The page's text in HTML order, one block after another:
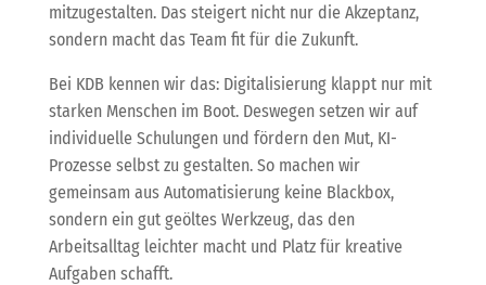
mitzugestalten. Das steigert nicht nur die Akzeptanz,
sondern macht das Team fit für die Zukunft.
Bei KDB kennen wir das: Digitalisierung klappt nur mit
starken Menschen im Boot. Deswegen setzen wir auf
individuelle Schulungen und fördern den Mut, KI-
Prozesse selbst zu gestalten. So machen wir
gemeinsam aus Automatisierung keine Blackbox,
sondern ein gut geöltes Werkzeug, das den
Arbeitsalltag leichter macht und Platz für kreative
Aufgaben schafft.